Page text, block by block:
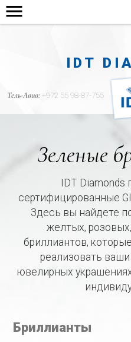
IDT
Тель-Авив:+972 55 98-87-755
Зеленые
IDT
сертифицированные
Здесь вы найдете
желтых,
бриллиантов,
реализовать
ювелирных
Бриллианты